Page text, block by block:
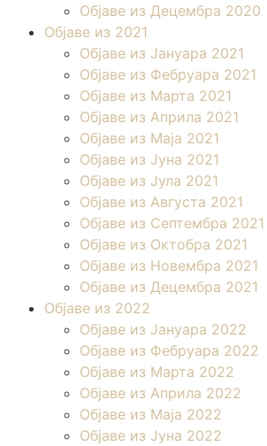
Објаве из Децембра 2020
Објаве из 2021
Објаве из Јануара 2021
Објаве из Фебруара 2021
Објаве из Марта 2021
Објаве из Априла 2021
Објаве из Маја 2021
Објаве из Јуна 2021
Објаве из Јула 2021
Објаве из Августа 2021
Објаве из Септембра 2021
Објаве из Октобра 2021
Објаве из Новембра 2021
Објаве из Децембра 2021
Објаве из 2022
Објаве из Јануара 2022
Објаве из Фебруара 2022
Објаве из Марта 2022
Објаве из Априла 2022
Објаве из Маја 2022
Објаве из Јуна 2022